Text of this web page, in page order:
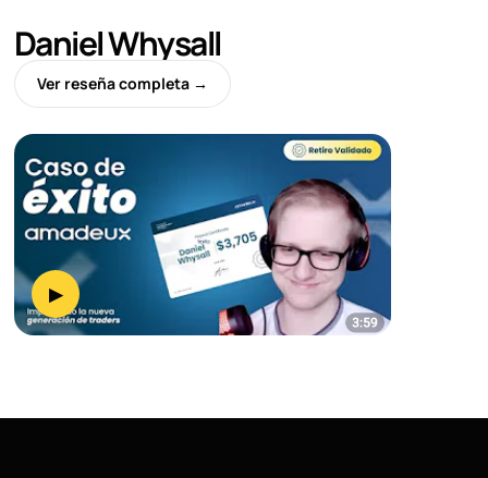
Daniel Whysall
Ver reseña completa →
▶